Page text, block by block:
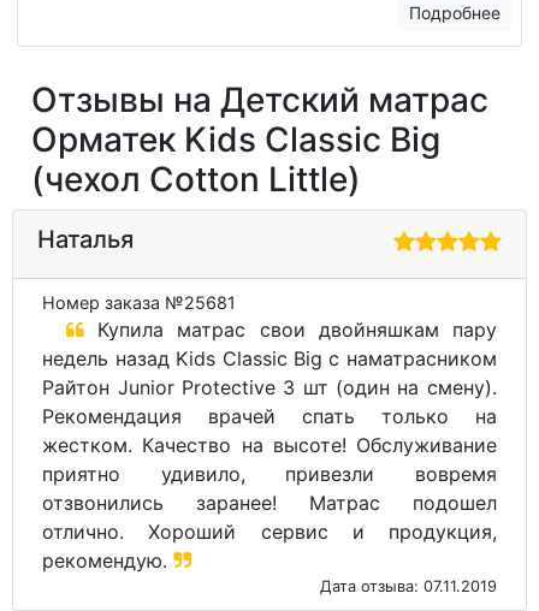
Подробнее
Отзывы на Детский матрас
Орматек Kids Classic Big
(чехол Cotton Little)
Наталья
Номер заказа №25681
Купила матрас свои двойняшкам пару
недель назад Kids Classic Big с наматрасником
Райтон Junior Protective 3 шт (один на смену).
Рекомендация врачей спать только на
жестком. Качество на высоте! Обслуживание
приятно удивило, привезли вовремя
отзвонились заранее! Матрас подошел
отлично. Хороший сервис и продукция,
рекомендую.
Дата отзыва: 07.11.2019